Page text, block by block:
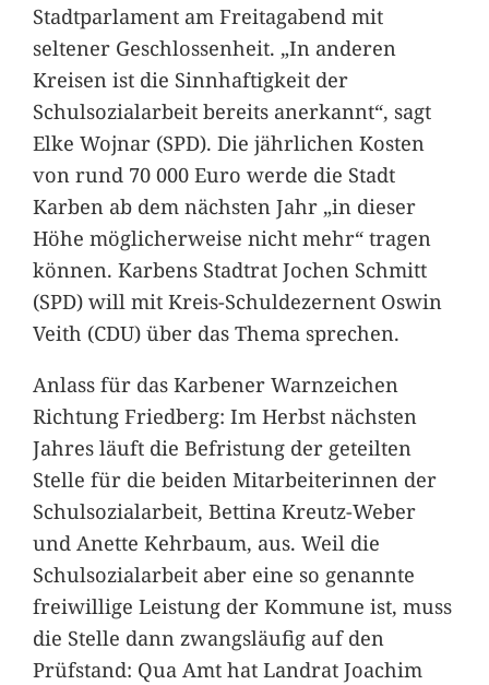
Stadtparlament am Freitagabend mit
seltener Geschlossenheit. „In anderen
Kreisen ist die Sinnhaftigkeit der
Schulsozialarbeit bereits anerkannt“, sagt
Elke Wojnar (SPD). Die jährlichen Kosten
von rund 70 000 Euro werde die Stadt
Karben ab dem nächsten Jahr „in dieser
Höhe möglicherweise nicht mehr“ tragen
können. Karbens Stadtrat Jochen Schmitt
(SPD) will mit Kreis-Schuldezernent Oswin
Veith (CDU) über das Thema sprechen.
Anlass für das Karbener Warnzeichen
Richtung Friedberg: Im Herbst nächsten
Jahres läuft die Befristung der geteilten
Stelle für die beiden Mitarbeiterinnen der
Schulsozialarbeit, Bettina Kreutz-Weber
und Anette Kehrbaum, aus. Weil die
Schulsozialarbeit aber eine so genannte
freiwillige Leistung der Kommune ist, muss
die Stelle dann zwangsläufig auf den
Prüfstand: Qua Amt hat Landrat Joachim